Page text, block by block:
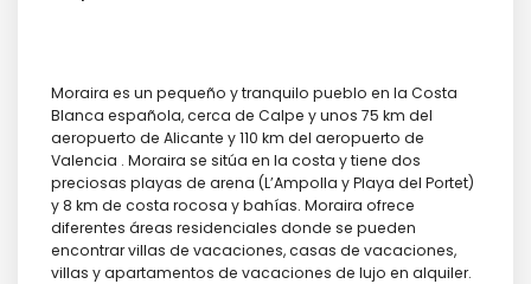
Moraira es un pequeño y tranquilo pueblo en la Costa
Blanca española, cerca de Calpe y unos 75 km del
aeropuerto de Alicante y 110 km del aeropuerto de
Valencia . Moraira se sitúa en la costa y tiene dos
preciosas playas de arena (L’Ampolla y Playa del Portet)
y 8 km de costa rocosa y bahías. Moraira ofrece
diferentes áreas residenciales donde se pueden
encontrar villas de vacaciones, casas de vacaciones,
villas y apartamentos de vacaciones de lujo en alquiler.